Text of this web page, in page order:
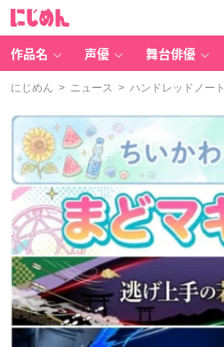
作品名 声優 舞台俳優
にじめん > ニュース > ハンドレッドノート